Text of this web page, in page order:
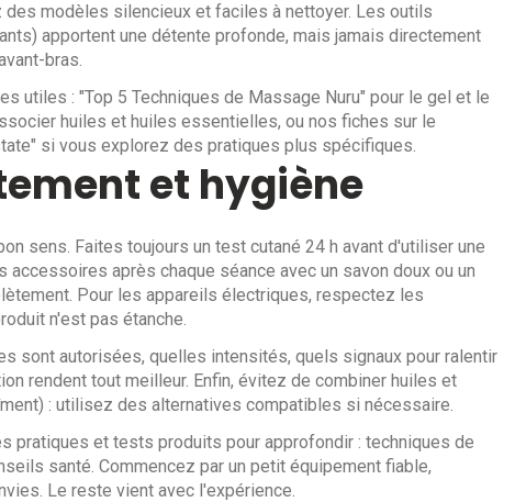
modèles silencieux et faciles à nettoyer. Les outils
apportent une détente profonde, mais jamais directement
bras.
utiles : "Top 5 Techniques de Massage Nuru" pour le gel et le
huiles et huiles essentielles, ou nos fiches sur le
si vous explorez des pratiques plus spécifiques.
et hygiène
sens. Faites toujours un test cutané 24 h avant d'utiliser une
après chaque séance avec un savon doux ou un
Pour les appareils électriques, respectez les
n'est pas étanche.
sont autorisées, quelles intensités, quels signaux pour ralentir
rendent tout meilleur. Enfin, évitez de combiner huiles et
: utilisez des alternatives compatibles si nécessaire.
pratiques et tests produits pour approfondir : techniques de
santé. Commencez par un petit équipement fiable,
Le reste vient avec l'expérience.